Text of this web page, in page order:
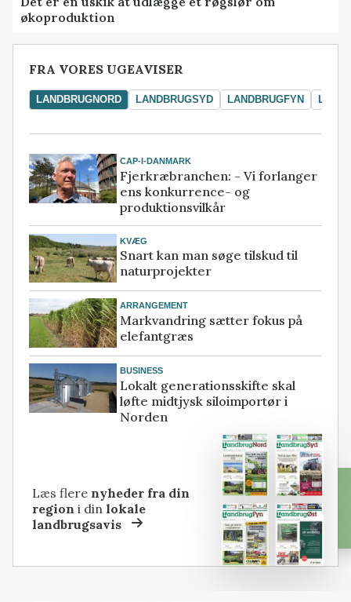
økoproduktion
FRA VORES UGEAVISER
LANDBRUGNORD LANDBRUGSYD LANDBRUGFYN
CAP-I-DANMARK
Fjerkræbranchen: - Vi forlanger
ens konkurrence- og
produktionsvilkår
KVÆG
Snart kan man søge tilskud til
naturprojekter
ARRANGEMENT
Markvandring sætter fokus på
elefantgræs
BUSINESS
Lokalt generationsskifte skal
løfte midtjysk siloimportør i
Norden
Læs flere nyheder fra din
region i dinlokale
landbrugsavis